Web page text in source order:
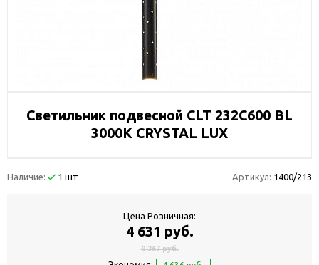
Светильник подвесной CLT 232C600 BL
3000K CRYSTAL LUX
Наличие: 1 шт Артикул: 1400/213
Цена Розничная:
4 631 руб.
9 267 руб.